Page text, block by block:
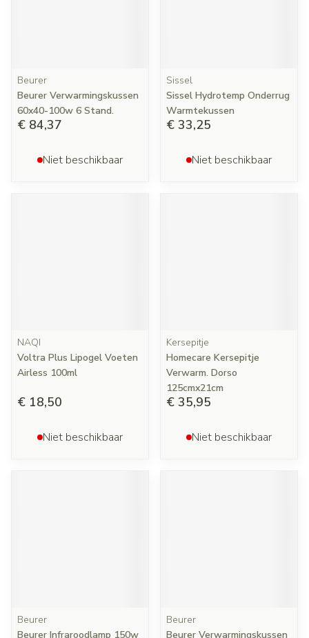
Beurer
Beurer Verwarmingskussen
60x40-100w 6 Stand.
€ 84,37
Niet beschikbaar
Sissel
Sissel Hydrotemp Onderrug
Warmtekussen
€ 33,25
Niet beschikbaar
NAQI
Voltra Plus Lipogel Voeten
Airless 100ml
€ 18,50
Niet beschikbaar
Kersepitje
Homecare Kersepitje
Verwarm. Dorso
125cmx21cm
€ 35,95
Niet beschikbaar
Beurer
Beurer Infraroodlamp 150w
Beurer
Beurer Verwarmingskussen